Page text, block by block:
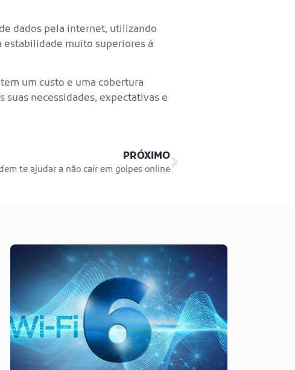
dados pela internet, utilizando
estabilidade muito superiores à
um custo e uma cobertura
suas necessidades, expectativas e
PRÓXIMO
te ajudar a não cair em golpes online